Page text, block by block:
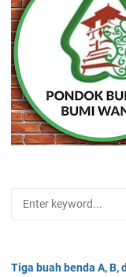
Tiga buah benda A, B,